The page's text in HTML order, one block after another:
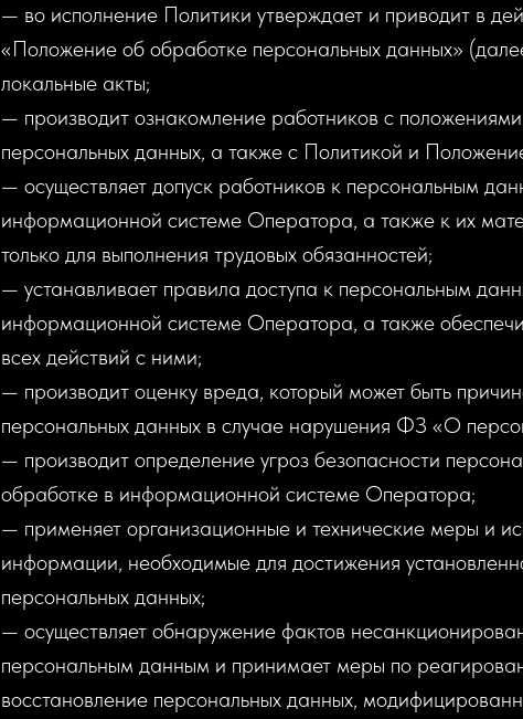
— во исполнение Политики утверждает и приводит в
«Положение об обработке персональных данных»
локальные акты;
— производит ознакомление работников с
персональных данных, а также с Политикой и
— осуществляет допуск работников к персональным
информационной системе Оператора, а также к их
только для выполнения трудовых обязанностей;
— устанавливает правила доступа к персональным
информационной системе Оператора, а также
всех действий с ними;
— производит оценку вреда, который может быть
персональных данных в случае нарушения ФЗ «О
— производит определение угроз безопасности
обработке в информационной системе Оператора;
— применяет организационные и технические меры и
информации, необходимые для достижения
персональных данных;
— осуществляет обнаружение фактов
персональным данным и принимает меры по
восстановление персональных данных,